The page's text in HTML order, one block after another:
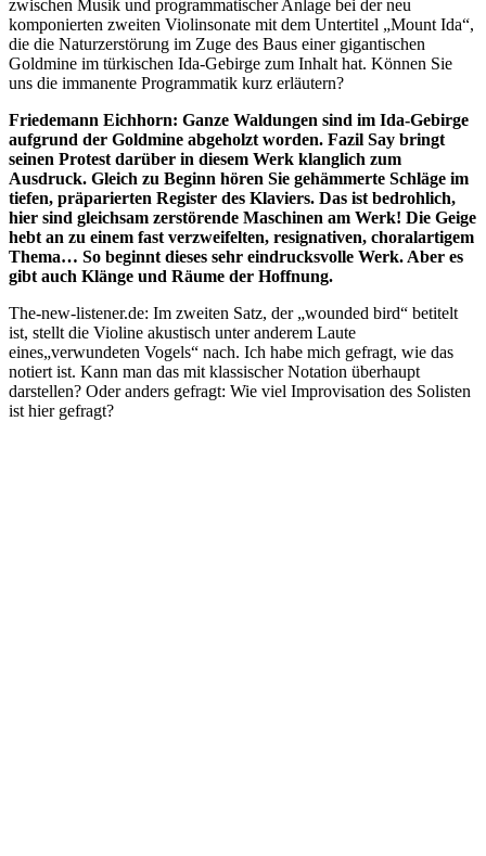
zwischen Musik und programmatischer Anlage bei der neu
komponierten zweiten Violinsonate mit dem Untertitel „Mount Ida“,
die die Naturzerstörung im Zuge des Baus einer gigantischen
Goldmine im türkischen Ida-Gebirge zum Inhalt hat. Können Sie
uns die immanente Programmatik kurz erläutern?
Friedemann Eichhorn: Ganze Waldungen sind im Ida-Gebirge
aufgrund der Goldmine abgeholzt worden. Fazil Say bringt
seinen Protest darüber in diesem Werk klanglich zum
Ausdruck. Gleich zu Beginn hören Sie gehämmerte Schläge im
tiefen, präparierten Register des Klaviers. Das ist bedrohlich,
hier sind gleichsam zerstörende Maschinen am Werk! Die Geige
hebt an zu einem fast verzweifelten, resignativen, choralartigem
Thema… So beginnt dieses sehr eindrucksvolle Werk. Aber es
gibt auch Klänge und Räume der Hoffnung.
The-new-listener.de: Im zweiten Satz, der „wounded bird“ betitelt
ist, stellt die Violine akustisch unter anderem Laute
eines„verwundeten Vogels“ nach. Ich habe mich gefragt, wie das
notiert ist. Kann man das mit klassischer Notation überhaupt
darstellen? Oder anders gefragt: Wie viel Improvisation des Solisten
ist hier gefragt?